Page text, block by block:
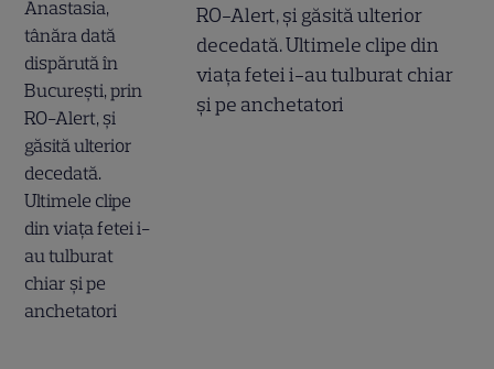
RO-Alert, și găsită ulterior
decedată. Ultimele clipe din
viața fetei i-au tulburat chiar
și pe anchetatori